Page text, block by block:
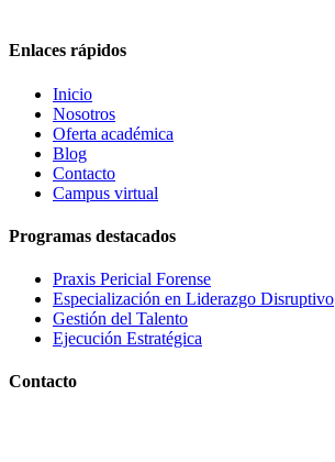
Enlaces rápidos
Inicio
Nosotros
Oferta académica
Blog
Contacto
Campus virtual
Programas destacados
Praxis Pericial Forense
Especialización en Liderazgo Disruptivo
Gestión del Talento
Ejecución Estratégica
Contacto